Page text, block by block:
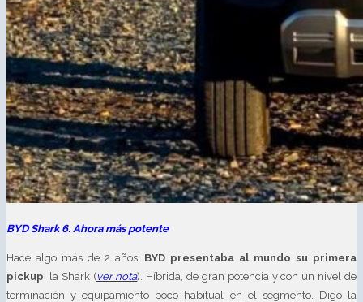
BYD Shark 6. Ahora más potente
Hace algo más de 2 años, BYD presentaba al mundo su primera
pickup , la Shark (ver nota). Híbrida, de gran potencia y con un nivel de
terminación y equipamiento poco habitual en el segmento. Digo la